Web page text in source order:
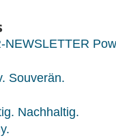
NEWSLETTER
Souverän.
Nachhaltig.